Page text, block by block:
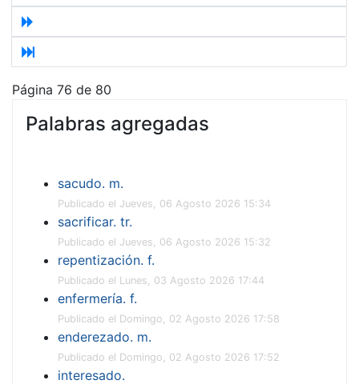
Página 76 de 80
Palabras agregadas
sacudo. m.
Publicado el Jueves, 06 Agosto 2026 15:34
sacrificar. tr.
Publicado el Jueves, 06 Agosto 2026 15:32
repentización. f.
Publicado el Lunes, 03 Agosto 2026 17:44
enfermería. f.
Publicado el Domingo, 02 Agosto 2026 17:58
enderezado. m.
Publicado el Domingo, 02 Agosto 2026 17:52
interesado.